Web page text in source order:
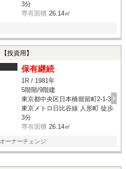
3分
専有面積 26.14㎡
投資用】
保有継続
1R / 1981年
5階階/9階建
東京都中央区日本橋堀留町2-1-3
東京メトロ日比谷線 人形町 徒歩
3分
専有面積 26.14㎡
ーナーチェンジ